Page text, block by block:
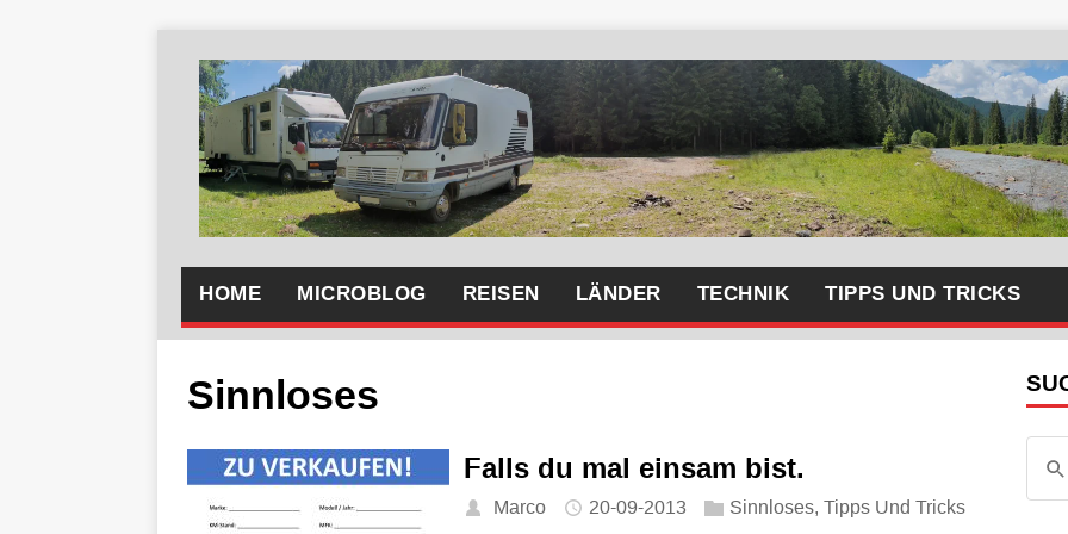
HOME MICROBLOG REISEN LÄNDER TECHNIK TIPPS UND TRICKS
Sinnloses
Falls du mal einsam bist.
Marco 20-09-2013 Sinnloses, Tipps Und Tricks